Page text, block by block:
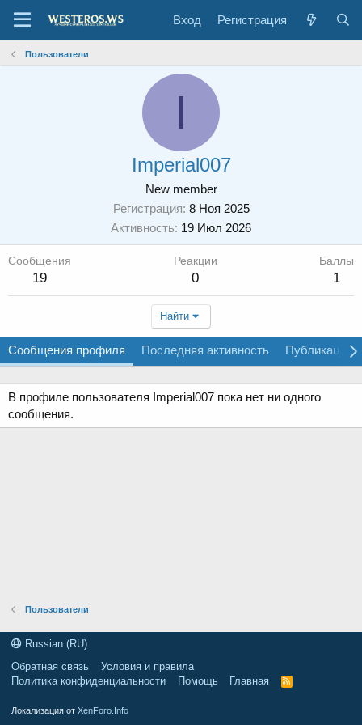
Вход Регистрация
Пользователи
I
Imperial007
New member
Регистрация 8 Ноя 2025
Активность 19 Июл 2026
Сообщения
19
Реакции
0
Баллы
1
Найти
Сообщения профиля Последняя активность Публикации
В профиле пользователя Imperial007 пока нет ни одного
сообщения.
Пользователи
Russian (RU)
Обратная связь
Условия и правила
Политика конфиденциальности
Помощь Главная
R
Локализация от XenForo.Info